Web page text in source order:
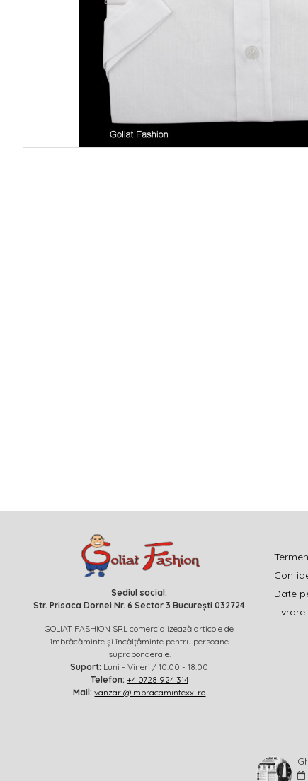
Sediul social:
Str. Prisaca Dornei Nr. 6 Sector 3 București 032724
GOLIAT FASHION SRL comercializează articole de
îmbrăcăminte și încălțăminte pentru persoane
supraponderale.
Suport: Luni - Vineri / 10.00 - 18.00
Telefon: +4 0728 924 314
Mail: vanzari@imbracamintexxl.ro
Date